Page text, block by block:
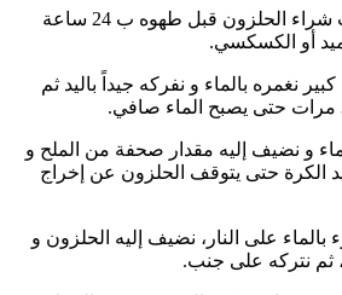
1 – تنظيف الببوش : يجب شراء الحلزون قبل طهوه ب 24 ساعة
أو الكسكسي.
نغمره بالماء و نفركه جيداً باليد ثم
و نضيف إليه مقدار صحفة من الملح و
الكرة حتى يتوقف الحلزون عن إخراج
بالماء على النار، نضيف إليه الحلزون و
ثم نتركه على جنب.